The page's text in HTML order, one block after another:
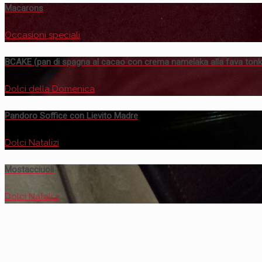
Macarons
Occasioni speciali
BCAKE (pan di spagna al cacao con crema namelaka alla fava
Dolci della Domenica
Pandoro Soffice con Lievito Madre
Dolci Natalizi
Mostacciuoli
Dolci Natalizi